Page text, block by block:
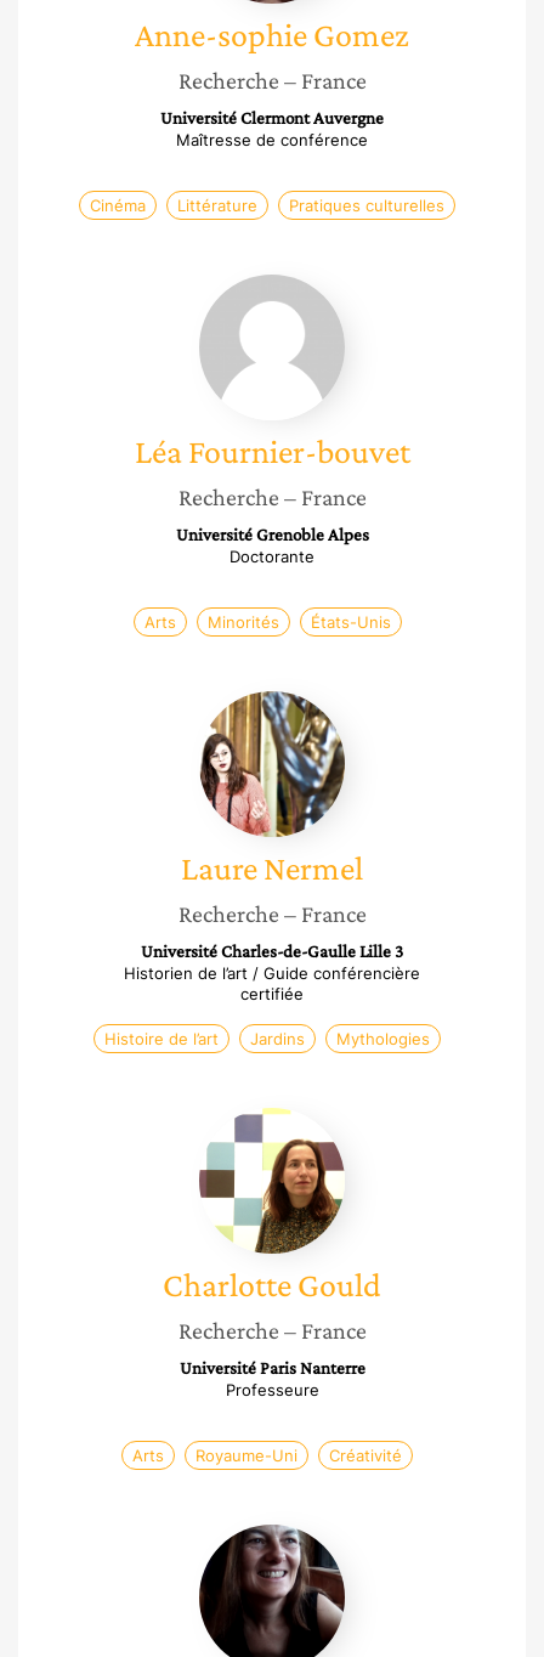
Anne-sophieGomez
Recherche – France
Université Clermont Auvergne
Maîtresse de conférence
Cinéma Littérature Pratiques culturelles
Léa
Fournier-
bouvet
Léa Fournier-bouvet
Recherche – France
Université Grenoble Alpes
Doctorante
Arts Minorités États-Unis
Laure
Nermel
LaureNermel
Recherche – France
Université Charles-de-Gaulle Lille 3
Historien de l’art / Guide conférencière
certifiée
Histoire de l’art Jardins Mythologies
Charlotte
Gould
CharlotteGould
Recherche – France
Université Paris Nanterre
Professeure
Arts Royaume-Uni Créativité
Caroline
Perrée